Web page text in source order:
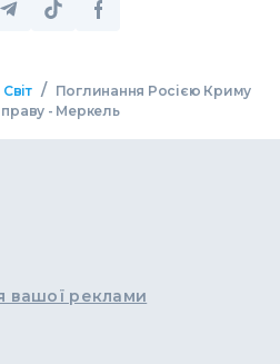
Світ /
Поглинання Росією Криму
- Меркель
вашої реклами